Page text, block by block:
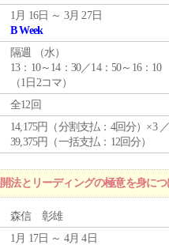
1月 16日 ～ 3月 27日
B Week
隔週 （水）
13：10～14：30／14：50～16：10
（1日2コマ）
全12回
14,175円（分割支払：4回分）×3
39,375円（一括支払：12回分）
法とリーディングの極意を身につ
森信 彰雄
1月 17日 ～ 4月 4日